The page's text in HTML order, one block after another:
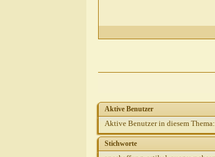
Aktive Benutzer
Aktive Benutzer in diesem
Stichworte